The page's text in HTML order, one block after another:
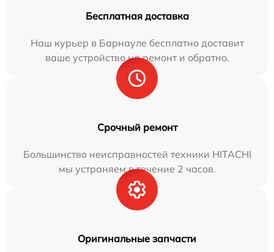
Бесплатная доставка
Наш курьер в Барнауле бесплатно доставит
ваше устройство на ремонт и обратно.
Срочный ремонт
Большинство неисправностей техники HITACHI
мы устраняем в течение 2 часов.
Оригинальные запчасти